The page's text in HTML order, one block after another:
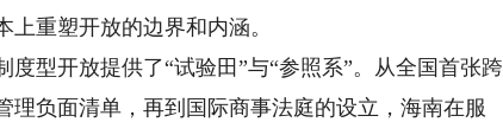
重塑开放的边界和内涵。
开放提供了“试验田”与“参照系”。从全国首张跨
负面清单，再到国际商事法庭的设立，海南在服